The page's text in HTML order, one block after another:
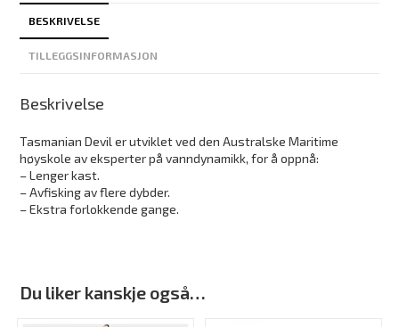
BESKRIVELSE
TILLEGGSINFORMASJON
Beskrivelse
Tasmanian Devil er utviklet ved den Australske Maritime
høyskole av eksperter på vanndynamikk, for å oppnå:
– Lenger kast.
– Avfisking av flere dybder.
– Ekstra forlokkende gange.
Du liker kanskje også…